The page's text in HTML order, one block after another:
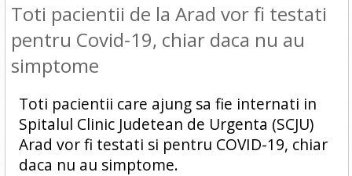
Toti pacientii de la Arad vor fi testati
pentru Covid-19, chiar daca nu au
simptome
Toti pacientii care ajung sa fie internati in
Spitalul Clinic Judetean de Urgenta (SCJU)
Arad vor fi testati si pentru COVID-19, chiar
daca nu au simptome.